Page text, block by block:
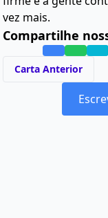
vez mais.
Compartilhe
Carta Anterior